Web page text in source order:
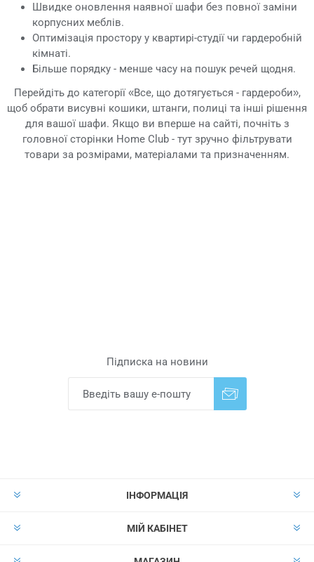
Швидке оновлення наявної шафи без повної заміни
корпусних меблів.
Оптимізація простору у квартирі-студії чи гардеробній
кімнаті.
Більше порядку - менше часу на пошук речей щодня.
Перейдіть до категорії «Все, що дотягується - гардероби»,
щоб обрати висувні кошики, штанги, полиці та інші рішення
для вашої шафи. Якщо ви вперше на сайті, почніть з
головної сторінки Home Club - тут зручно фільтрувати
товари за розмірами, матеріалами та призначенням.
Підписка на новини
ІНФОРМАЦІЯ
МІЙ КАБІНЕТ